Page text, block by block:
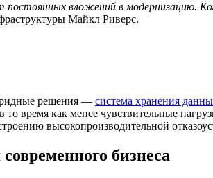
постоянных вложений в
Майкл Риверс.
решения — система хранения
время как менее чувствительные
высокопроизводительной
бизнеса